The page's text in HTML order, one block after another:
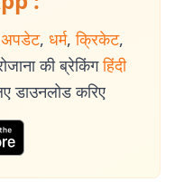
, धर्म, क्रिकेट,
की ब्रेकिंग हिंदी
डाउनलोड करिए